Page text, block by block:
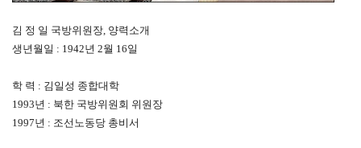
김 정 일 국방위원장, 양력소개
생년월일 : 1942년 2월 16일
학 력 : 김일성 종합대학
1993년 : 북한 국방위원회 위원장
1997년 : 조선노동당 총비서